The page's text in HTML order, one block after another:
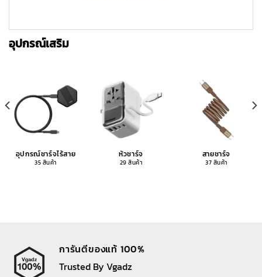
อุปกรณ์เสริม
อุปกรณ์ชาร์จไร้สาย
35 สินค้า
หัวชาร์จ
29 สินค้า
สายชาร์จ
37 สินค้า
การันตีของแท้ 100%
Trusted By Vgadz